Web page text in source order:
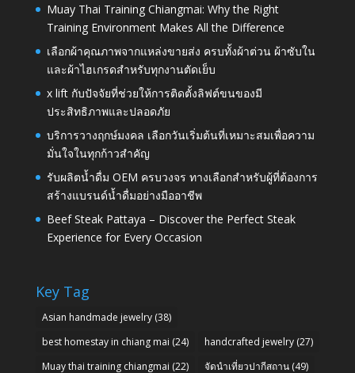
Muay Thai Training Chiangmai: Why the Right
Training Environment Makes All the Difference
เลือกผ้าคุณภาพจากแหล่งขายส่ง ครบทั้งผ้าต่วน ผ้าซับใน
และผ้าไฮเกรดสำหรับทุกงานตัดเย็บ
x lift กับปัจจัยที่ช่วยให้การติดตั้งลิฟต์ขนของมี
ประสิทธิภาพและปลอดภัย
บริการวางฤกษ์มงคล เลือกวันเริ่มต้นที่เหมาะสมเพื่อความ
มั่นใจในทุกก้าวสำคัญ
รับผลิตน้ำดื่ม OEM ครบวงจร ทางเลือกสำหรับผู้ที่ต้องการ
สร้างแบรนด์น้ำดื่มอย่างมืออาชีพ
Beef Steak Pattaya – Discover the Perfect Steak
Experience for Every Occasion
Key Tag
Asian handmade jewelry(38)
best homestay in chiang mai (24) handcrafted jewelry(27)
Muay thai training chiangmai (22) จัดนำเที่ยวปากีสถาน(49)